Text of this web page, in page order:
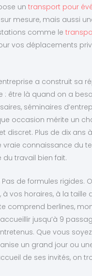
un transport pour
mesure, mais aussi
comme le
vos déplacements
a construit sa
: être là quand on a
séminaires
occasion mérite un
discret. Plus de dix ans
vraie connaissance du
du travail bien fait.
de formules rigides.
vos horaires, à la taille
comprend berlines,
jusqu’à 9
Que vous
un grand jour ou
de ses invités, on